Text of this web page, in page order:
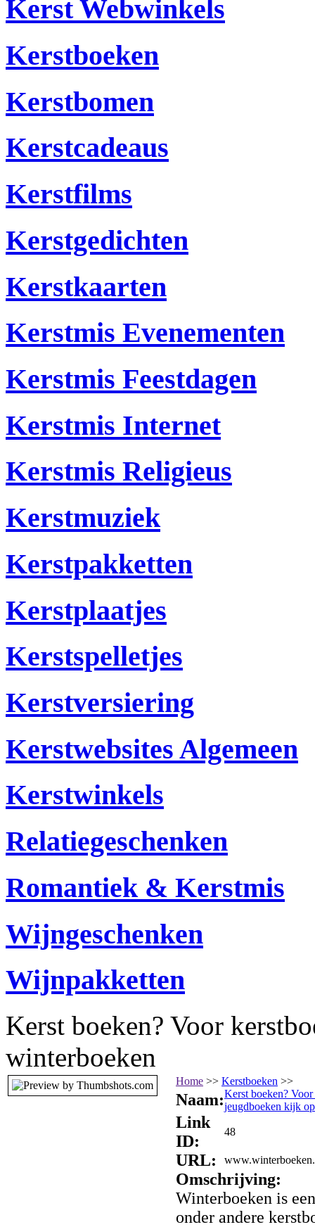
Kerst Webwinkels
Kerstboeken
Kerstbomen
Kerstcadeaus
Kerstfilms
Kerstgedichten
Kerstkaarten
Kerstmis Evenementen
Kerstmis Feestdagen
Kerstmis Internet
Kerstmis Religieus
Kerstmuziek
Kerstpakketten
Kerstplaatjes
Kerstspelletjes
Kerstversiering
Kerstwebsites Algemeen
Kerstwinkels
Relatiegeschenken
Romantiek & Kerstmis
Wijngeschenken
Wijnpakketten
Kerst boeken? Voor
winterboeken
Home >> Kerstboeken >>
Naam:Kerst boeken?
jeugdboeken kijk
Link
ID:
48
URL:
Omschrijving:
Winterboeken is
onder andere